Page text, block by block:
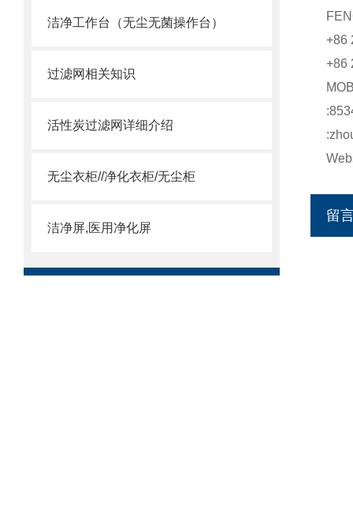
洁净工作台（无尘无菌操作台）
过滤网相关知识
活性炭过滤网详细介绍
无尘衣柜//净化衣柜/无尘柜
洁净屏,医用净化屏
+86
+86
留